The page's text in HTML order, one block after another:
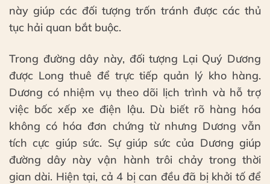
này giúp các đối tượng trốn tránh được các thủ
tục hải quan bắt buộc.
Trong đường dây này, đối tượng Lại Quý Dương
được Long thuê để trực tiếp quản lý kho hàng.
Dương có nhiệm vụ theo dõi lịch trình và hỗ trợ
việc bốc xếp xe điện lậu. Dù biết rõ hàng hóa
không có hóa đơn chứng từ nhưng Dương vẫn
tích cực giúp sức. Sự giúp sức của Dương giúp
đường dây này vận hành trôi chảy trong thời
gian dài. Hiện tại, cả 4 bị can đều đã bị khởi tố để